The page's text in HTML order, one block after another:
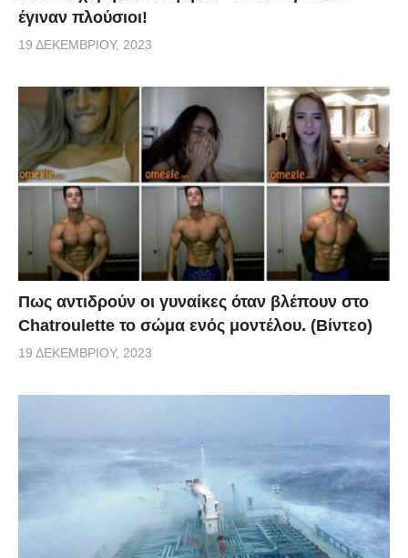
έγιναν πλούσιοι!
19 ΔΕΚΕΜΒΡΊΟΥ, 2023
Πως αντιδρούν οι γυναίκες όταν βλέπουν στο
Chatroulette το σώμα ενός μοντέλου. (Βίντεο)
19 ΔΕΚΕΜΒΡΊΟΥ, 2023